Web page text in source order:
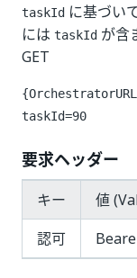
taskId に基づい
には taskId が含
GET
taskId=90
要求ヘッダー
キー
値
認可